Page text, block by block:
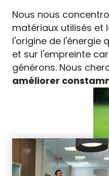
Nous nous
matériaux utilisés et
l'origine de l'énergie
et sur l'empreinte
générons. Nous
améliorer